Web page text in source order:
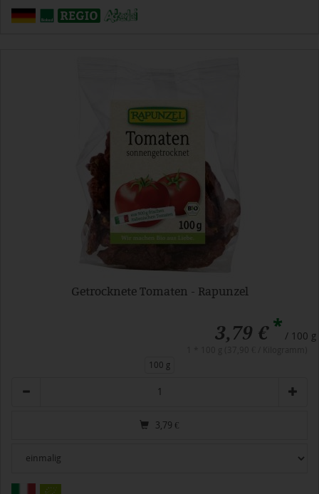
Getrocknete Tomaten - Rapunzel
3,79 €* / 100 g
100 g
3,79 €